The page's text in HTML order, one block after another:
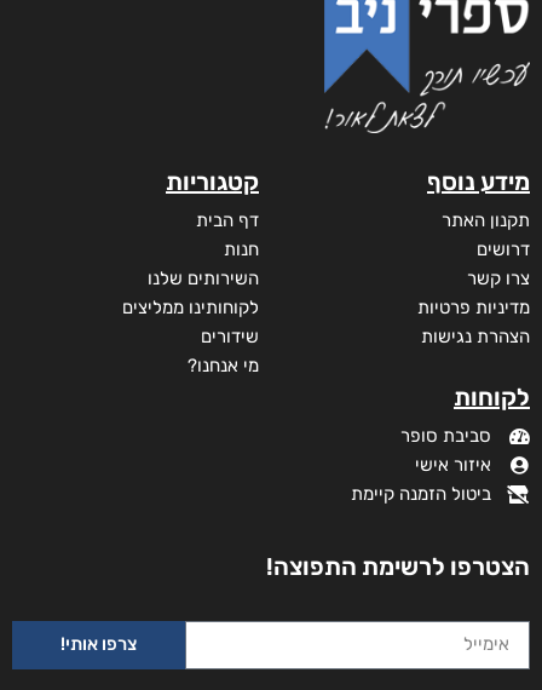
מידע נוסף
תקנון האתר
דרושים
צרו קשר
מדיניות פרטיות
הצהרת נגישות
לקוחות
סביבת סופר
איזור אישי
ביטול הזמנה קיימת
קטגוריות
דף הבית
חנות
השירותים שלנו
לקוחותינו ממליצים
שידורים
מי אנחנו?
הצטרפו לרשימת התפוצה!
צרפו אותי!